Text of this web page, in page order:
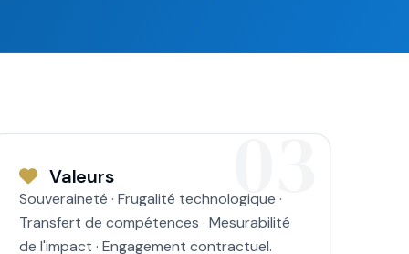
Valeurs
Souveraineté · Frugalité technologique ·
Transfert de compétences · Mesurabilité
de l'impact · Engagement contractuel.